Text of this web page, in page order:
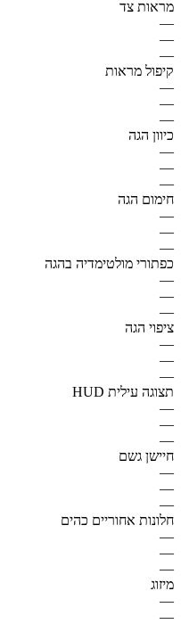
מראות צד
—
—
—
קיפול מראות
—
—
—
כיוון הגה
—
—
—
חימום הגה
—
—
—
כפתורי מולטימדיה בהגה
—
—
—
ציפוי הגה
—
—
—
תצוגה עילית HUD
—
—
—
חיישן גשם
—
—
—
חלונות אחוריים כהים
—
—
—
מיזוג
—
—